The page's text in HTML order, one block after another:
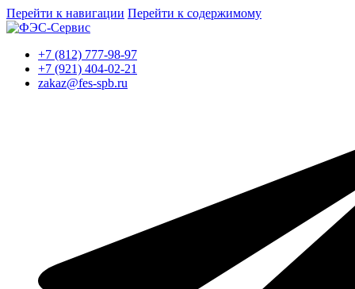
Перейти к навигации Перейти к содержимому
+7 (812) 777-98-97
+7 (921) 404-02-21
zakaz@fes-spb.ru